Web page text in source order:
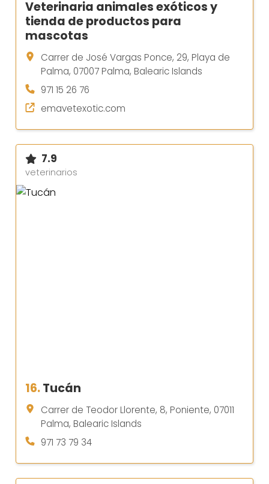
Veterinaria animales exóticos y
tienda de productos para
mascotas
Carrer de José Vargas Ponce, 29, Playa de
Palma, 07007 Palma, Balearic Islands
971 15 26 76
emavetexotic.com
7.9
veterinarios
16.Tucán
Carrer de Teodor Llorente, 8, Poniente, 07011
Palma, Balearic Islands
971 73 79 34